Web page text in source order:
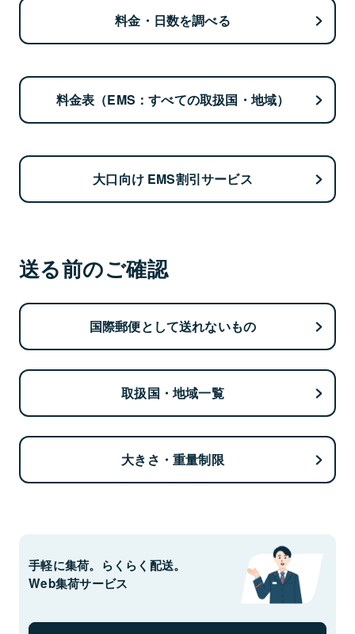
料金・日数を調べる
料金表（EMS：すべての取扱国・地域）
大口向け EMS割引サービス
送る前のご確認
国際郵便として送れないもの
取扱国・地域一覧
大きさ・重量制限
手軽に集荷。らくらく配送。
Web集荷サービス